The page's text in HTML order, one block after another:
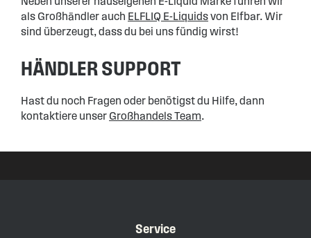
als Großhändler auch ELFLIQ E-Liquidsvon Elfbar. Wir
sind überzeugt, dass du bei uns fündig wirst!
HÄNDLER SUPPORT
Hast du noch Fragen oder benötigst du Hilfe, dann
kontaktiere unser Großhandels Team.
Service